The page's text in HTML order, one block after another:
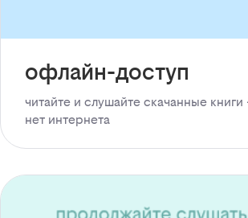
офлайн-доступ
читайте и слушайте скачанные
нет интернета